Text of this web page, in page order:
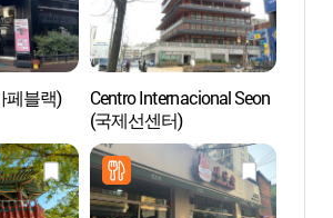
페블랙)
Centro Internacional Seon
(국제선센터)